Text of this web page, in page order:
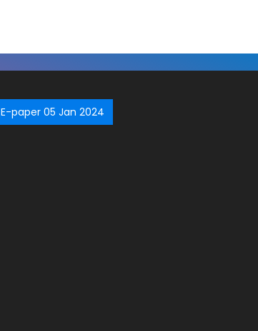
E-paper 05 Jan 2024